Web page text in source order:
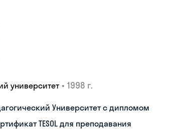
университет • 1998 г.
Университет с дипломом
TESOL для преподавания